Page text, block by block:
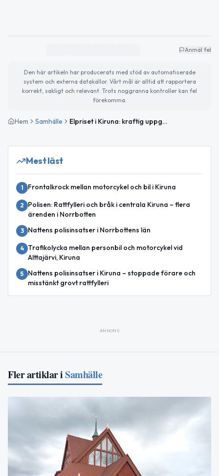
Anmäl fel
Den här artikeln har producerats med stöd av automatiserade
system och externa datakällor. Vårt mål är alltid att rapportera
korrekt, sakligt och relevant. Trots noggranna kontroller kan fel
förekomma.
Hem Samhälle Elpriset i Kiruna: kraftig uppgång mot periodens topp
Mest läst
1 Frontalkrock mellan motorcykel och bil i Kiruna
2
Polisen: Rattfylleri och bråk i centrala Kiruna – flera
ärenden i Norrbotten
3 Nattens polisinsatser i Norrbottens län
4
Trafikolycka mellan personbil och motorcykel vid
Alttajärvi, Kiruna
5
Nattens polisinsatser i Kiruna – stoppade förare och
misstänkt grovt rattfylleri
ANNONS
Fler artiklar iSamhälle